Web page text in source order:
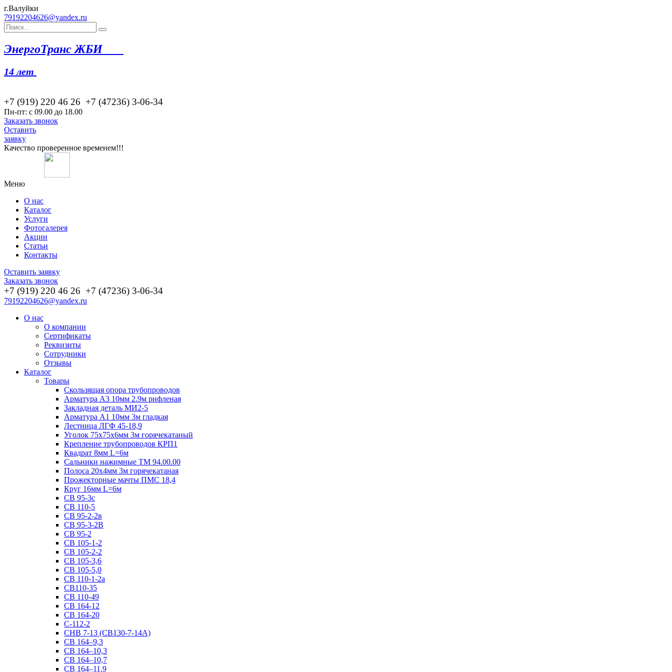
г.Валуйки
79192204626@yandex.ru
ЭнергоТранс ЖБИ
14 лет
+7 (919) 220 46 26 +7 (47236) 3-06-34
Пн-пт: с 09.00 до 18.00
Заказать звонок
Оставить
заявку
Качество проверенное временем!!!
Меню
О нас
Каталог
Услуги
Фотогалерея
Акции
Статьи
Контакты
Оставить заявку
Заказать звонок
+7 (919) 220 46 26 +7 (47236) 3-06-34
79192204626@yandex.ru
О нас
О компании
Сертификаты
Реквизиты
Сотрудники
Отзывы
Каталог
Товары
Скользящая опора трубопроводов
Арматура А3 10мм 2.9м рифленая
Закладная деталь МИ2-5
Арматура А1 10мм 3м гладкая
Лестница ЛГФ 45-18,9
Уголок 75х75х6мм 3м горячекатаный
Крепление трубопроводов КРП1
Квадрат 8мм L=6м
Сальники нажимные ТМ 94.00.00
Полоса 20х4мм 3м горячекатаная
Прожекторные мачты ПМС 18,4
Круг 16мм L=6м
СВ 95-3с
СВ 110-5
СВ 95-2-2в
СВ 95-3-2В
СВ 95-2
СВ 105-1-2
СВ 105-2-2
СВ 105-3,6
СВ 105-5,0
СВ 110-1-2а
СВ110-35
СВ 110-49
СВ 164-12
СВ 164-20
С-112-2
СНВ 7-13 (СВ130-7-14А)
СВ 164–9,3
СВ 164–10,3
СВ 164–10,7
СВ 164–11,9